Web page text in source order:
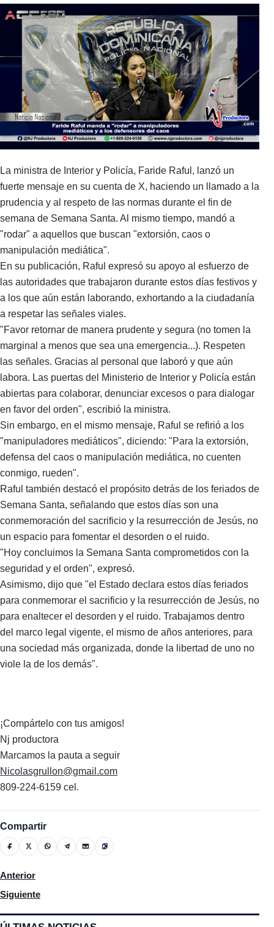
La ministra de Interior y Policía, Faride Raful, lanzó un
fuerte mensaje en su cuenta de X, haciendo un llamado a la
prudencia y al respeto de las normas durante el fin de
semana de Semana Santa. Al mismo tiempo, mandó a
"rodar" a aquellos que buscan "extorsión, caos o
manipulación mediática".
En su publicación, Raful expresó su apoyo al esfuerzo de
las autoridades que trabajaron durante estos días festivos y
a los que aún están laborando, exhortando a la ciudadanía
a respetar las señales viales.
"Favor retornar de manera prudente y segura (no tomen la
marginal a menos que sea una emergencia...). Respeten
las señales. Gracias al personal que laboró y que aún
labora. Las puertas del Ministerio de Interior y Policía están
abiertas para colaborar, denunciar excesos o para dialogar
en favor del orden", escribió la ministra.
Sin embargo, en el mismo mensaje, Raful se refirió a los
"manipuladores mediáticos", diciendo: "Para la extorsión,
defensa del caos o manipulación mediática, no cuenten
conmigo, rueden".
Raful también destacó el propósito detrás de los feriados de
Semana Santa, señalando que estos días son una
conmemoración del sacrificio y la resurrección de Jesús, no
un espacio para fomentar el desorden o el ruido.
"Hoy concluimos la Semana Santa comprometidos con la
seguridad y el orden", expresó.
Asimismo, dijo que "el Estado declara estos días feriados
para conmemorar el sacrificio y la resurrección de Jesús, no
para enaltecer el desorden y el ruido. Trabajamos dentro
del marco legal vigente, el mismo de años anteriores, para
una sociedad más organizada, donde la libertad de uno no
viole la de los demás".
¡Compártelo con tus amigos!
Nj productora
Marcamos la pauta a seguir
Nicolasgrullon@gmail.com
809-224-6159 cel.
Compartir
Artículo anterior: Murió el papa Francisco, líder espiritual y
Anterior
Artículo siguiente: El Senado estudiará fusión de Hacienda y
Siguiente